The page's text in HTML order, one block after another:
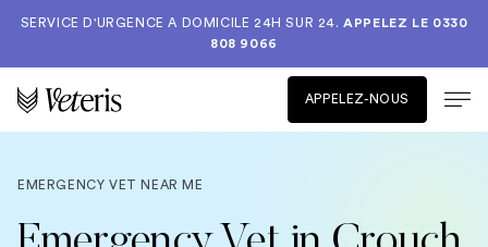
SERVICE D'URGENCE A DOMICILE 24H SUR 24.APPELEZ LE 0330
808 9066
APPELEZ-NOUS
EMERGENCY VET NEAR ME